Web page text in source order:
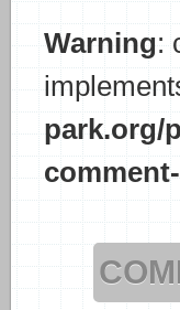
Warning:
park.org/